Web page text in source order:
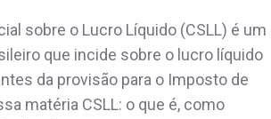
sobre o Lucro Líquido (CSLL) é um
que incide sobre o lucro líquido
da provisão para o Imposto de
matéria CSLL: o que é, como